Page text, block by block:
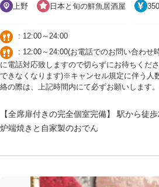
上野 日本と旬の鮮魚居酒屋
: 12:00～24:00
: 12:00～24:00(お電話でのお問い合わせ
に電話対応致しますので切らずにお待ちくだ
できなくなります)※キャンセル規定に伴う人
絡の際は、上記時間内にて必ずお願いします
【全席扉付きの完全個室完備】 駅から徒
炉端焼きと自家製のおでん